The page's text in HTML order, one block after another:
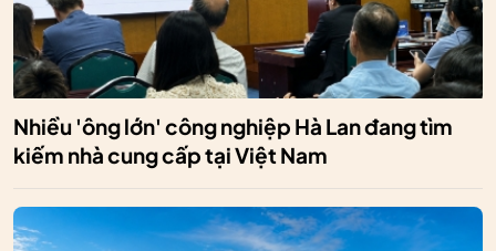
Nhiều 'ông lớn' công nghiệp Hà Lan đang tìm
kiếm nhà cung cấp tại Việt Nam